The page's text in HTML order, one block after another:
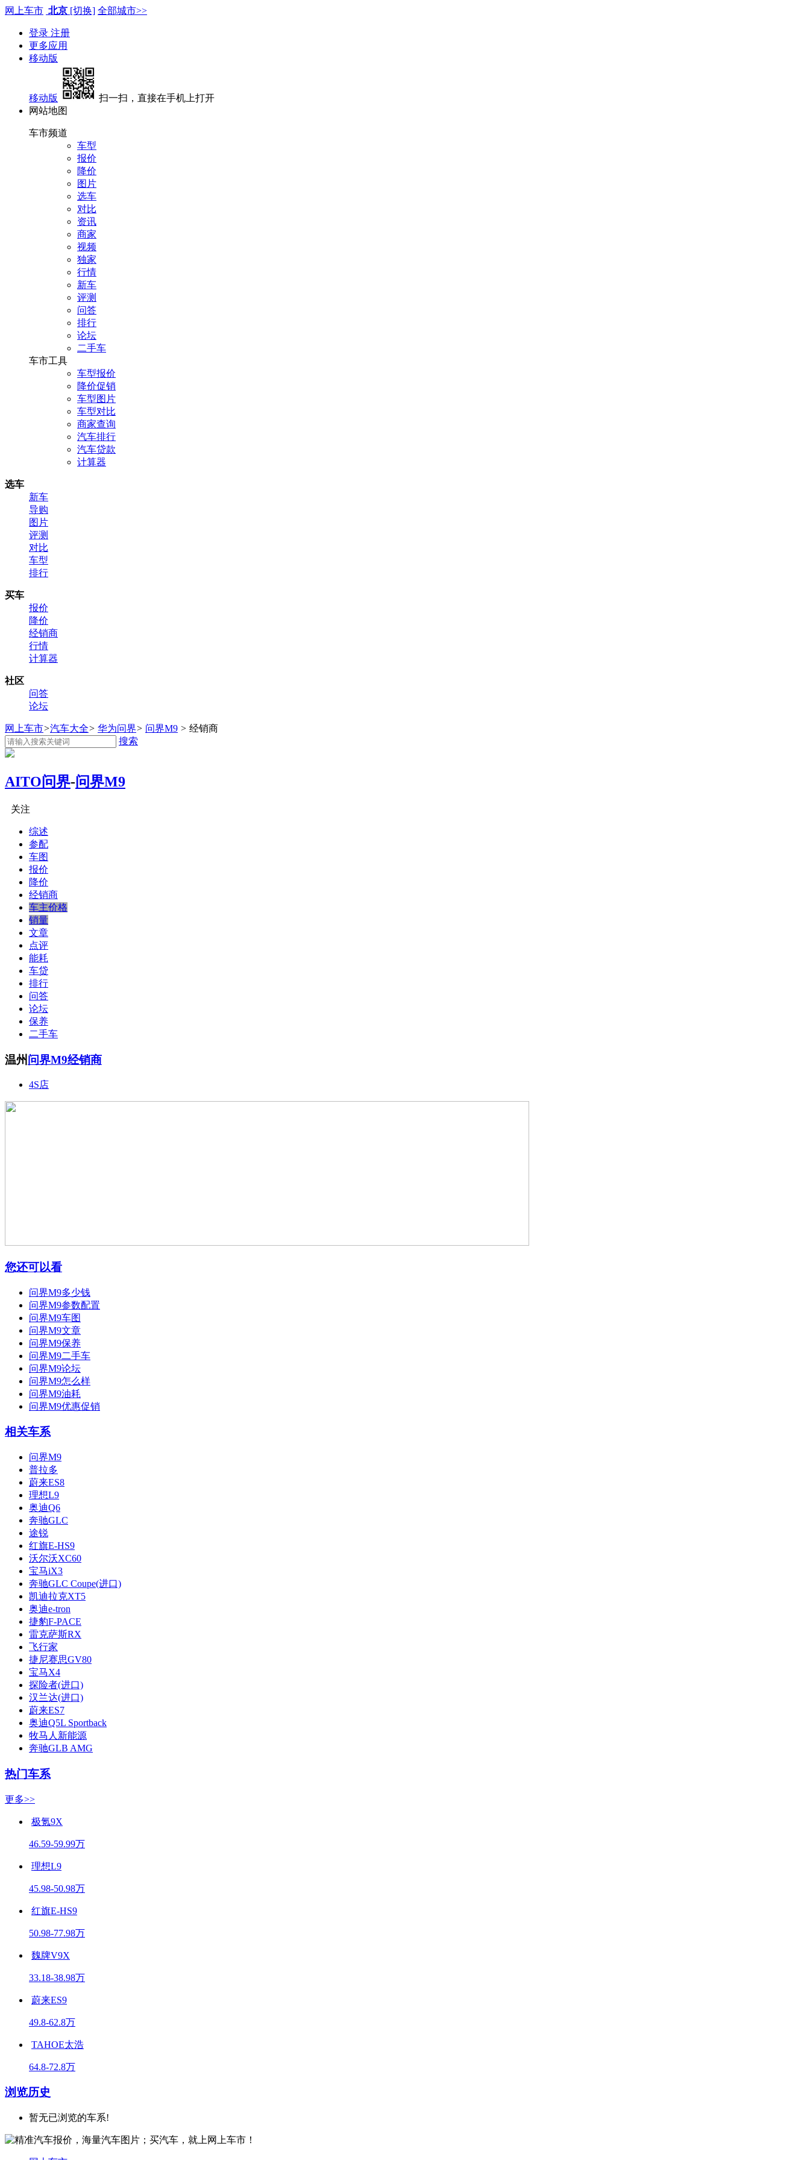
网上车市 北京 [切换] 全部城市>>
登录 注册
更多应用
移动版
移动版
扫一扫，直接在手机上打开
网站地图
车市频道
车型
报价
降价
图片
选车
对比
资讯
商家
视频
独家
行情
新车
评测
问答
排行
论坛
二手车
车市工具
车型报价
降价促销
车型图片
车型对比
商家查询
汽车排行
汽车贷款
计算器
选车
新车
导购
图片
评测
对比
车型
排行
买车
报价
降价
经销商
行情
计算器
社区
问答
论坛
网上车市>汽车大全> 华为问界> 问界M9 > 经销商
搜索
AITO问界-问界M9
关注
综述
参配
车图
报价
降价
经销商
车主价格
销量
文章
点评
能耗
车贷
排行
问答
论坛
保养
二手车
温州问界M9经销商
4S店
您还可以看
问界M9多少钱
问界M9参数配置
问界M9车图
问界M9文章
问界M9保养
问界M9二手车
问界M9论坛
问界M9怎么样
问界M9油耗
问界M9优惠促销
相关车系
问界M9
普拉多
蔚来ES8
理想L9
奥迪Q6
奔驰GLC
途锐
红旗E-HS9
沃尔沃XC60
宝马iX3
奔驰GLC Coupe(进口)
凯迪拉克XT5
奥迪e-tron
捷豹F-PACE
雷克萨斯RX
飞行家
捷尼赛思GV80
宝马X4
探险者(进口)
汉兰达(进口)
蔚来ES7
奥迪Q5L Sportback
牧马人新能源
奔驰GLB AMG
热门车系
更多>>
极氪9X
46.59-59.99万
理想L9
45.98-50.98万
红旗E-HS9
50.98-77.98万
魏牌V9X
33.18-38.98万
蔚来ES9
49.8-62.8万
TAHOE太浩
64.8-72.8万
浏览历史
暂无已浏览的车系!